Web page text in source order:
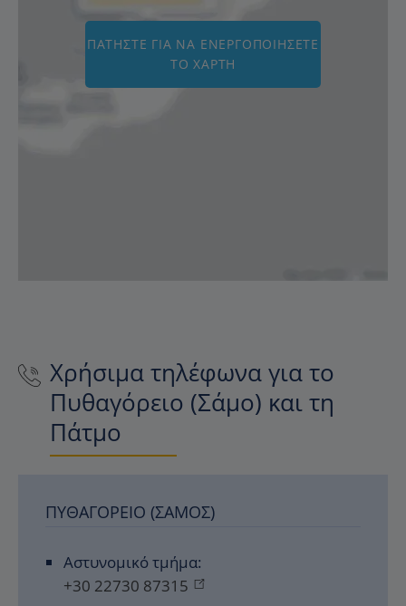
ΠΑΤΉΣΤΕ ΓΙΑ ΝΑ ΕΝΕΡΓΟΠΟΙΉΣΕΤΕ
ΤΟ ΧΆΡΤΗ
Χρήσιμα τηλέφωνα για το
Πυθαγόρειο (Σάμο) και τη
Πάτμο
ΠΥΘΑΓΌΡΕΙΟ (ΣΆΜΟΣ)
Αστυνομικό τμήμα:
+30 22730 87315